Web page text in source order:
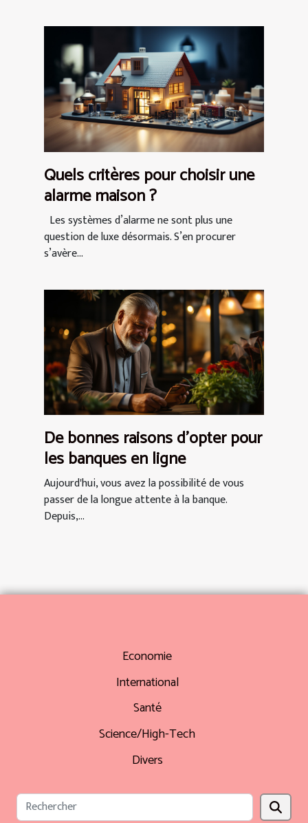
Quels critères pour choisir une
alarme maison ?
Les systèmes d’alarme ne sont plus une
question de luxe désormais. S’en procurer
s’avère...
De bonnes raisons d’opter pour
les banques en ligne
Aujourd'hui, vous avez la possibilité de vous
passer de la longue attente à la banque.
Depuis,...
Economie
International
Santé
Science/High-Tech
Divers